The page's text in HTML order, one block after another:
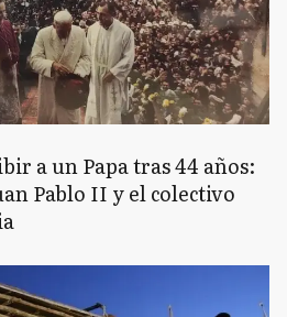
a un Papa tras 44 años:
Pablo II y el colectivo